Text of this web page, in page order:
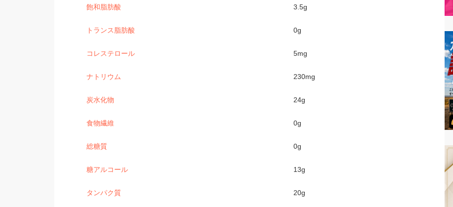
飽和脂肪酸 3.5g
トランス脂肪酸 0g
コレステロール 5mg
ナトリウム 230mg
炭水化物 24g
食物繊維 0g
総糖質 0g
糖アルコール 13g
タンパク質 20g